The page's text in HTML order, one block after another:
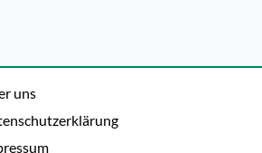
uns